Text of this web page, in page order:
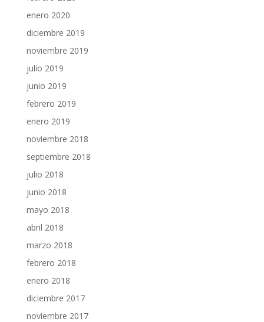
enero 2020
diciembre 2019
noviembre 2019
julio 2019
junio 2019
febrero 2019
enero 2019
noviembre 2018
septiembre 2018
julio 2018
junio 2018
mayo 2018
abril 2018
marzo 2018
febrero 2018
enero 2018
diciembre 2017
noviembre 2017